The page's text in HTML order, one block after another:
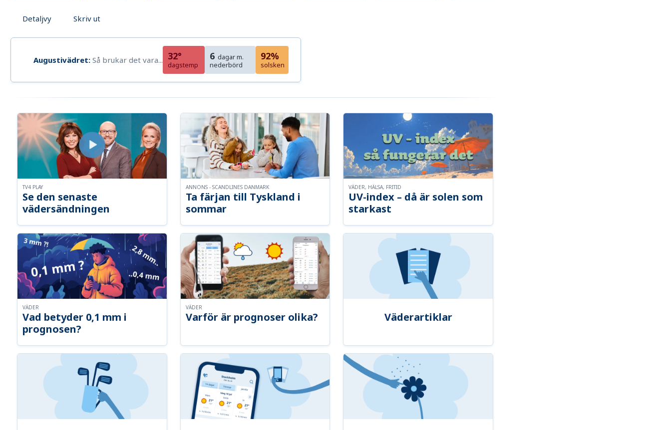
Detaljvy Skriv ut
Augustivädret: Så brukar det vara... 32°
dagstemp
6 dagar m.
nederbörd
92%
solsken
Se den senaste
vädersändningen
TV4 PLAY
Ta färjan till Tyskland i
sommar
ANNONS - SCANDLINES DANMARK
UV-index – då är solen som
starkast
VÄDER, HÄLSA, FRITID
Vad betyder 0,1 mm i
prognosen?
VÄDER
Varför är prognoser olika?
VÄDER
Väderartiklar